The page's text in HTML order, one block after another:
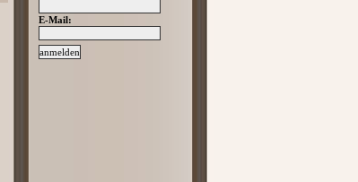
E-Mail: